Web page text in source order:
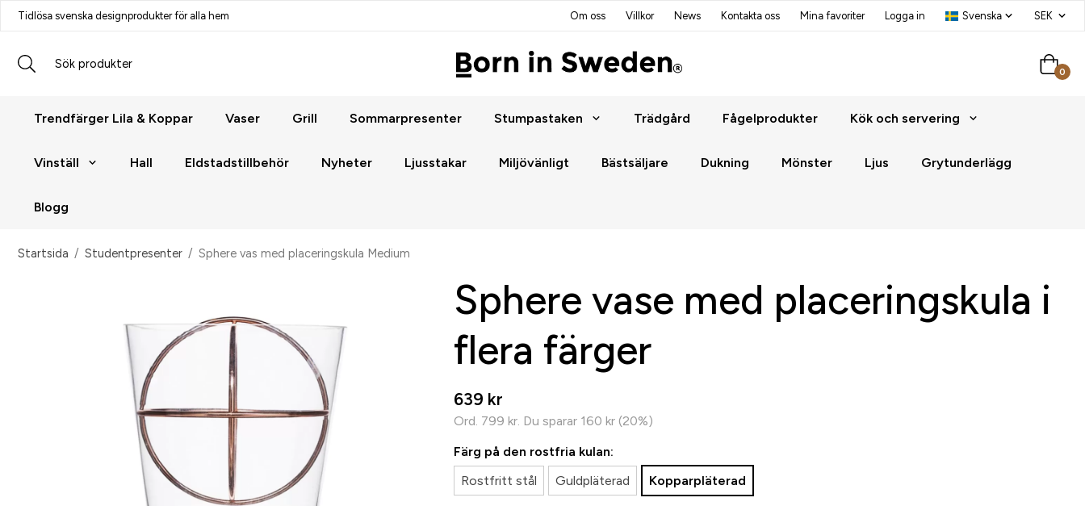
Tidlösa svenska designprodukter för alla hem Om oss Villkor News Kontakta oss Mina favoriter Logga in
0
Trendfärger Lila & Koppar Vaser Grill Sommarpresenter Stumpastaken Trädgård Fågelprodukter Kök och servering
Vinställ Hall Eldstadstillbehör Nyheter Ljusstakar Miljövänligt Bästsäljare Dukning Mönster Ljus Grytunderlägg
Blogg
Startsida / Studentpresenter / Sphere vas med placeringskula Medium
Sphere vase med placeringskula i
flera färger
639 kr
Ord. 799 kr. Du sparar 160 kr (20%)
Färg på den rostfria kulan:
Rostfritt stål
Guldpläterad Kopparpläterad